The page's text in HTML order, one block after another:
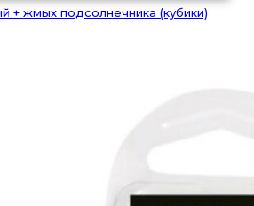
+ жмых подсолнечника (кубики)